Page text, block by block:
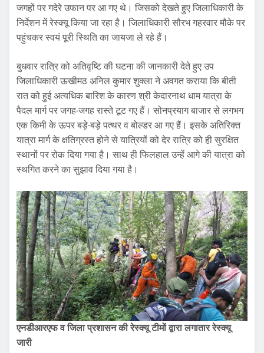
जगहों पर गदेरे उफान पर आ गए थे। जिसको देखते हुए जिलाधिकारी के
निर्देशन में रेस्क्यू किया जा रहा है। जिलाधिकारी सौरभ गहरवार मौके पर
पहुंचकर स्वयं पूरी स्थिति का जायजा ले रहे हैं।
बुधवार रात्रि को अतिवृष्टि की घटना की जानकारी देते हुए उप
जिलाधिकारी ऊखीमठ अनिल कुमार शुक्ला ने अवगत कराया कि बीती
रात को हुई अत्यधिक बारिश के कारण श्री केदारनाथ धाम यात्रा के
पैदल मार्ग पर जगह-जगह रास्ते टूट गए हैं। सोनप्रयाग बाजार से लगभग
एक किमी के ऊपर बड़े-बड़े पत्थर व बोल्डर आ गए हैं। इसके अतिरिक्त
यात्रा मार्ग के क्षतिग्रस्त होने से यात्रियों को देर रात्रि को ही सुरक्षित
स्थानों पर रोक दिया गया है। साथ ही फिलहाल उन्हें आगे की यात्रा को
स्थगित करने का सुझाव दिया गया है।
एनडीआरएफ व जिला प्रशासन की रेस्क्यू टीमों द्वारा लगातार रेस्क्यू
जारी